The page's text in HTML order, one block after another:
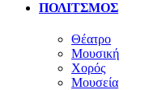
ΠΟΛΙΤΣΜΟΣ
Θέατρο
Μουσική
Χορός
Μουσεία